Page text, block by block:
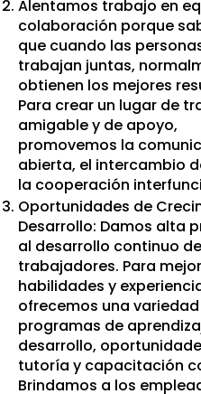
Alentamos trabajo en
colaboración porque
que cuando las
trabajan juntas,
obtienen los mejores
Para crear un lugar de
amigable y de apoyo,
promovemos la
abierta, el intercambio
la cooperación
Oportunidades de
Desarrollo: Damos alta
al desarrollo continuo
trabajadores. Para
habilidades y
ofrecemos una
programas de
desarrollo,
tutoría y capacitación
Brindamos a los